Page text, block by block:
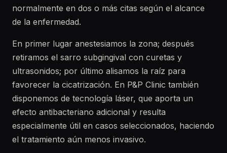
normalmente en dos o más citas según el alcance
de la enfermedad.
En primer lugar anestesiamos la zona; después
retiramos el sarro subgingival con curetas y
ultrasonidos; por último alisamos la raíz para
favorecer la cicatrización. En P&P Clinic también
disponemos de tecnología láser, que aporta un
efecto antibacteriano adicional y resulta
especialmente útil en casos seleccionados, haciendo
el tratamiento aún menos invasivo.